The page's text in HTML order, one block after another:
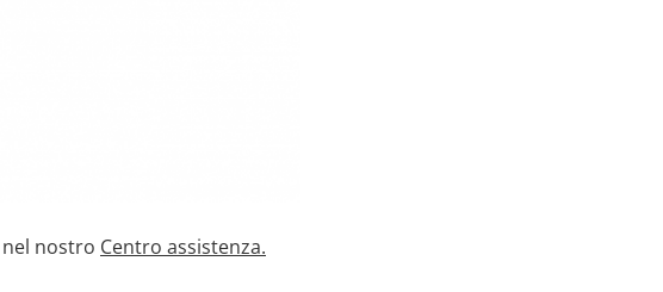
nel nostro Centro assistenza.